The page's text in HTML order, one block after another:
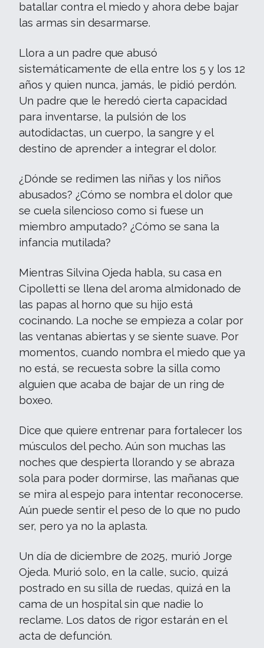
batallar contra el miedo y ahora debe bajar
las armas sin desarmarse.
Llora a un padre que abusó
sistemáticamente de ella entre los 5 y los 12
años y quien nunca, jamás, le pidió perdón.
Un padre que le heredó cierta capacidad
para inventarse, la pulsión de los
autodidactas, un cuerpo, la sangre y el
destino de aprender a integrar el dolor.
¿Dónde se redimen las niñas y los niños
abusados? ¿Cómo se nombra el dolor que
se cuela silencioso como si fuese un
miembro amputado? ¿Cómo se sana la
infancia mutilada?
Mientras Silvina Ojeda habla, su casa en
Cipolletti se llena del aroma almidonado de
las papas al horno que su hijo está
cocinando. La noche se empieza a colar por
las ventanas abiertas y se siente suave. Por
momentos, cuando nombra el miedo que ya
no está, se recuesta sobre la silla como
alguien que acaba de bajar de un ring de
boxeo.
Dice que quiere entrenar para fortalecer los
músculos del pecho. Aún son muchas las
noches que despierta llorando y se abraza
sola para poder dormirse, las mañanas que
se mira al espejo para intentar reconocerse.
Aún puede sentir el peso de lo que no pudo
ser, pero ya no la aplasta.
Un día de diciembre de 2025, murió Jorge
Ojeda. Murió solo, en la calle, sucio, quizá
postrado en su silla de ruedas, quizá en la
cama de un hospital sin que nadie lo
reclame. Los datos de rigor estarán en el
acta de defunción.